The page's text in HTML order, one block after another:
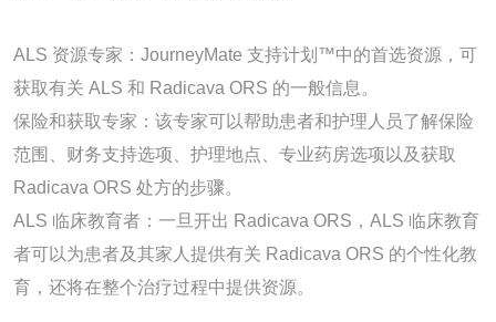
ALS 资源专家：JourneyMate 支持计划™中的首选资源，可
获取有关 ALS 和 Radicava ORS 的一般信息。
保险和获取专家：该专家可以帮助患者和护理人员了解保险
范围、财务支持选项、护理地点、专业药房选项以及获取
Radicava ORS 处方的步骤。
ALS 临床教育者：一旦开出 Radicava ORS，ALS 临床教育
者可以为患者及其家人提供有关 Radicava ORS 的个性化教
育，还将在整个治疗过程中提供资源。